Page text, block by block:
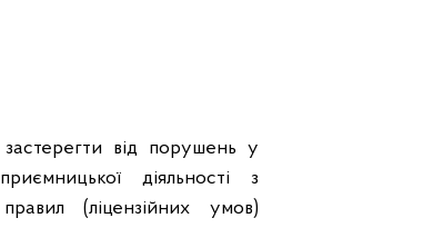
від порушень у
діяльності з
(ліцензійних умов)